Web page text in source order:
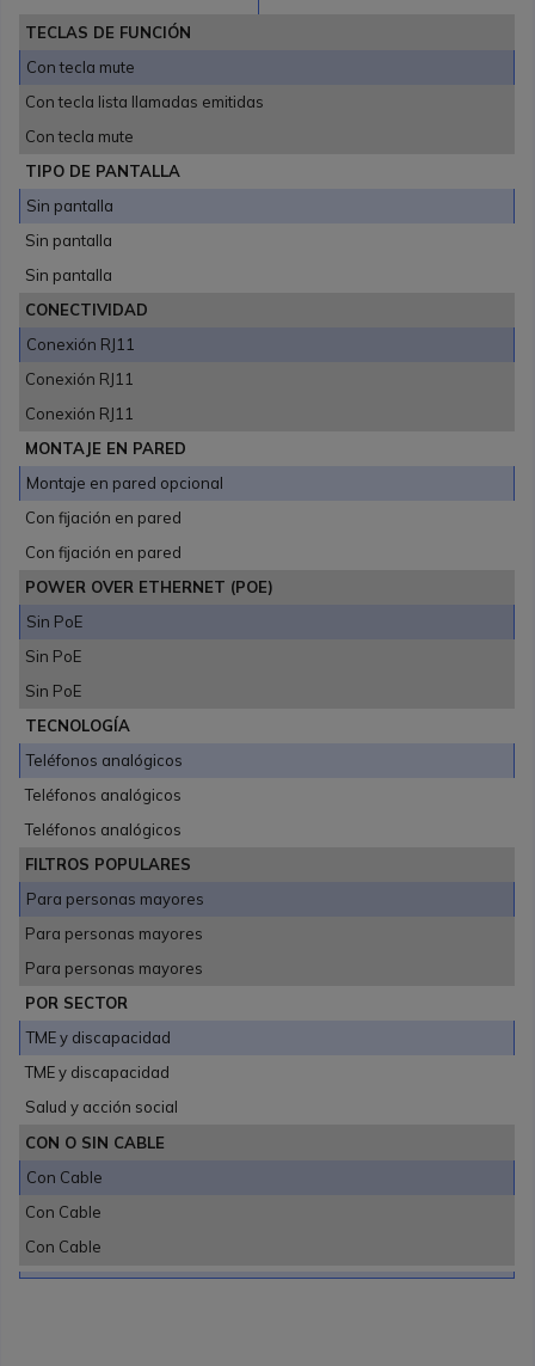
TECLAS DE FUNCIÓN
Con tecla mute
Con tecla lista llamadas emitidas
Con tecla mute
TIPO DE PANTALLA
Sin pantalla
Sin pantalla
Sin pantalla
CONECTIVIDAD
Conexión RJ11
Conexión RJ11
Conexión RJ11
MONTAJE EN PARED
Montaje en pared opcional
Con fijación en pared
Con fijación en pared
POWER OVER ETHERNET (POE)
Sin PoE
Sin PoE
Sin PoE
TECNOLOGÍA
Teléfonos analógicos
Teléfonos analógicos
Teléfonos analógicos
FILTROS POPULARES
Para personas mayores
Para personas mayores
Para personas mayores
POR SECTOR
TME y discapacidad
TME y discapacidad
Salud y acción social
CON O SIN CABLE
Con Cable
Con Cable
Con Cable